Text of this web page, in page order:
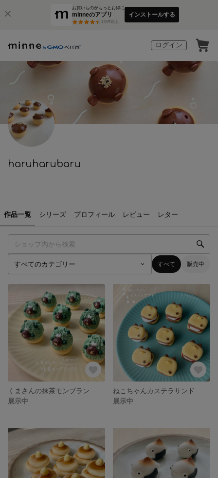
お買いものがもっとお得に
minneのアプリ
3万件以上
インストールする
ログイン
haruharubaru
作品一覧 シリーズ プロフィール レビュー レター
すべて 販売中
くまさんの抹茶モンブラン
展示中
ねこちゃんカステラサンド
展示中